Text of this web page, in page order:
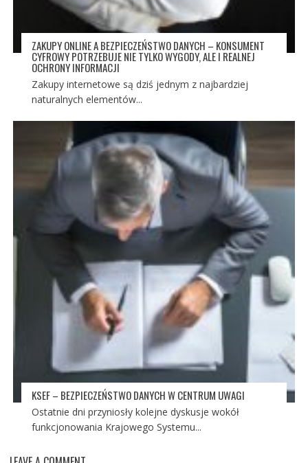
ZAKUPY ONLINE A BEZPIECZEŃSTWO DANYCH – KONSUMENT
CYFROWY POTRZEBUJE NIE TYLKO WYGODY, ALE I REALNEJ
OCHRONY INFORMACJI
Zakupy internetowe są dziś jednym z najbardziej
naturalnych elementów...
KSEF – BEZPIECZEŃSTWO DANYCH W CENTRUM UWAGI
Ostatnie dni przyniosły kolejne dyskusje wokół
funkcjonowania Krajowego Systemu...